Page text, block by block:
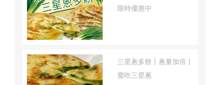
限時優惠中
三星蔥多餅丨蔥量加倍丨
愛吃三星蔥